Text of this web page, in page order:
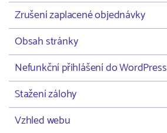
Zrušení zaplacené objednávky
Obsah stránky
Nefunkční přihlášení do WordPress
Stažení zálohy
Vzhled webu